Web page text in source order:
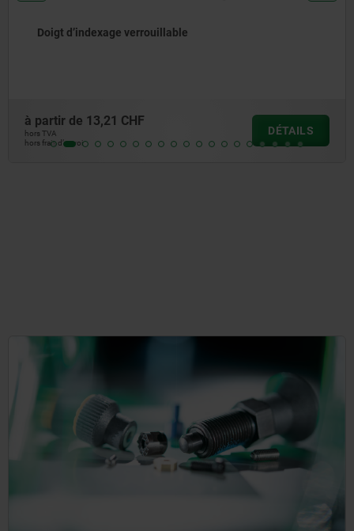
Manette avec ressort de rappel, en aluminium manette
à partir de30,14 CHF
hors TVA
hors frais d’envoi
DÉTAILS